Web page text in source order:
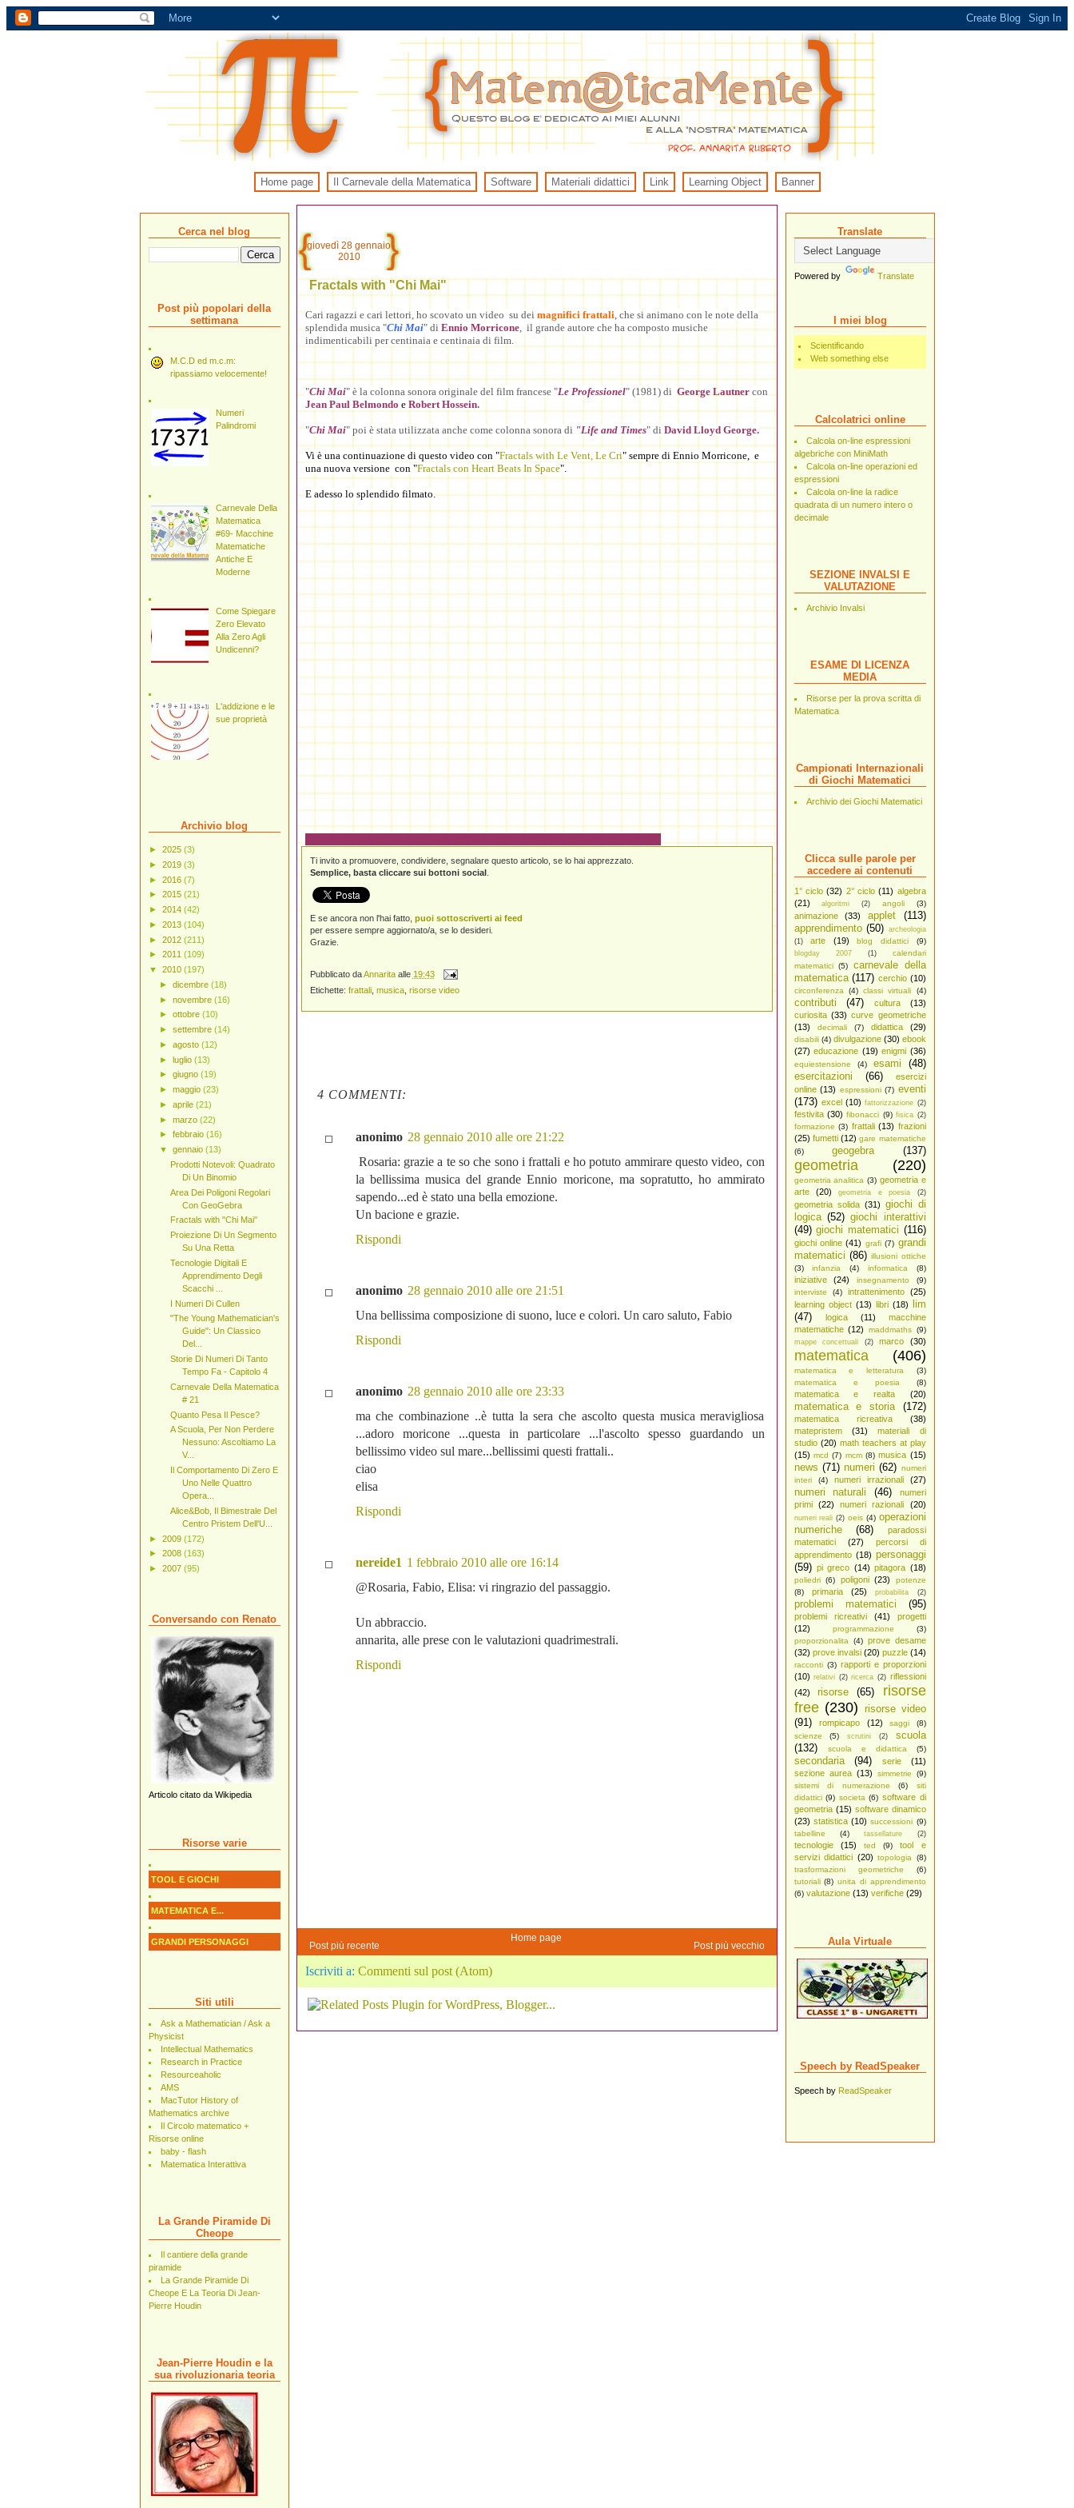
Home page Il Carnevale della Matematica Software Materiali didattici Link Learning Object Banner
Translate
Powered by Translate
I miei blog
Scientificando
Web something else
Calcolatrici online
Calcola on-line espressioni
algebriche con MiniMath
Calcola on-line operazioni ed
espressioni
Calcola on-line la radice
quadrata di un numero intero o
decimale
SEZIONE INVALSI E
VALUTAZIONE
Archivio Invalsi
ESAME DI LICENZA
MEDIA
Risorse per la prova scritta di
Matematica
Campionati Internazionali
di Giochi Matematici
Archivio dei Giochi Matematici
Clicca sulle parole per
accedere ai contenuti
1° ciclo (32) 2° ciclo (11) algebra
(21)
algoritmi (2) angoli (3)
animazione (33) applet
(113)
apprendimento (50) archeologia
(1)
arte (19) blog didattici (9)
blogday 2007 (1)
calendari
matematici
(5)
carnevale della
matematica (117) cerchio (10)
circonferenza (4) classi virtuali (4)
contributi (47) cultura
(13)
curiosita (33) curve geometriche
(13)
decimali (7) didattica (29)
disabili (4) divulgazione (30) ebook
(27) educazione (19) enigmi (36)
equiestensione (4) esami
(48)
esercitazioni
(66)
esercizi
online (13) espressioni (7) eventi
(173) excel (10) fattorizzazione (2)
festivita (30) fibonacci (9) fisica (2)
formazione (3) frattali (13) frazioni
(25) fumetti (12) gare matematiche
(6)
geogebra (137)
geometria (220)
geometria analitica (3) geometria e
arte
(20) geometria e poesia (2)
geometria solida (31) giochi di
logica (52) giochi interattivi
(49) giochi matematici (116)
giochi online (41) grafi (7) grandi
matematici (86) illusioni ottiche
(3)
infanzia (4) informatica (8)
iniziative (24) insegnamento
(9)
interviste
(4) intrattenimento
(25)
learning object (13) libri (18)
lim
(47)
logica (11)
macchine
matematiche (12) maddmaths (9)
mappe concettuali (2) marco (30)
matematica (406)
matematica e letteratura
(3)
matematica e poesia
(8)
matematica e realta (20)
matematica e storia (172)
matematica ricreativa
(38)
matepristem
(31)
materiali di
studio (20) math teachers at play
(15) mcd (7) mcm (8) musica (15)
news (71) numeri (62) numeri
interi
(4) numeri irrazionali (27)
numeri naturali (46)
numeri
primi
(22) numeri razionali (20)
numeri reali (2) oeis (4) operazioni
numeriche
(68)
paradossi
matematici
(27)
percorsi di
apprendimento (18) personaggi
(59) pi greco (14) pitagora (18)
poliedri (6) poligoni (23)
potenze
(8)
primaria (25) probabilita (2)
problemi matematici (95)
problemi ricreativi (41)
progetti
(12)
programmazione
(3)
proporzionalita
(4) prove desame
(32) prove invalsi (20) puzzle (14)
racconti (3) rapporti e proporzioni
(10) relativi (2) ricerca (2) riflessioni
(42)
risorse (65)
risorse
free (230) risorse video
(91)
rompicapo (12) saggi
(8)
scienze
(5) scrutini (2)
scuola
(132)
scuola e didattica (5)
secondaria (94) serie
(11)
sezione aurea (13) simmetrie
(9)
sistemi di numerazione
(6)
siti
didattici (9) societa (6) software di
geometria (15) software dinamico
(23) statistica (10) successioni (9)
tabelline
(4) tassellature (2)
tecnologie (15) ted (9)
tool e
servizi didattici (20) topologia
(8)
trasformazioni geometriche
(6)
tutoriali (8) unita di apprendimento
(6) valutazione (13) verifiche (29)
Aula Virtuale
Speech by ReadSpeaker
Speech by ReadSpeaker
giovedì 28 gennaio
2010
Fractals with "Chi Mai"
Cari ragazzi e cari lettori, ho scovato un video su dei magnifici frattali, che si animano con le note della
splendida musica "Chi Mai" di Ennio Morricone, il grande autore che ha composto musiche
indimenticabili per centinaia e centinaia di film.
"Chi Mai" è la colonna sonora originale del film francese "Le Professionel" (1981) di George Lautner con
Jean Paul Belmondo eRobert Hossein.
"Chi Mai" poi è stata utilizzata anche come colonna sonora di "Life and Times" di David Lloyd George.
Vi è una continuazione di questo video con "Fractals with Le Vent, Le Cri" sempre di Ennio Morricone, e
una nuova versione con "Fractals con Heart Beats In Space".
E adesso lo splendido filmato.
Ti invito a promuovere, condividere, segnalare questo articolo, se lo hai apprezzato.
Semplice, basta cliccare sui bottoni social.
E se ancora non l'hai fatto, puoi sottoscriverti ai feed
per essere sempre aggiornato/a, se lo desideri.
Grazie.
Pubblicato daAnnarita alle 19:43
Etichette: frattali, musica, risorse video
4 COMMENTI:
anonimo 28 gennaio 2010 alle ore 21:22
Rosaria: grazie a te so che sono i frattali e ho potuto ammirare questo video, con
la bellissima musica del grande Ennio moricone, ma sopratutto, ho ammirato
sapendo...ed è stato una bella emozione.
Un bacione e grazie.
Rispondi
anonimo 28 gennaio 2010 alle ore 21:51
Una bellissima composizione di suono, luce e colori. Un caro saluto, Fabio
Rispondi
anonimo 28 gennaio 2010 alle ore 23:33
ma che combinazione ..è tutta la sera che ascolto questa musica meravigliosa
...adoro moricone ...questa in particolare ...l'ascolto spesso guardando un
bellissimo video sul mare...bellissimi questi frattali..
ciao
elisa
Rispondi
nereide1 1 febbraio 2010 alle ore 16:14
@Rosaria, Fabio, Elisa: vi ringrazio del passaggio.
Un abbraccio.
annarita, alle prese con le valutazioni quadrimestrali.
Rispondi
Post più recente Post più vecchio
Home page
Iscriviti a: Commenti sul post (Atom)
Cerca nel blog
Post più popolari della
settimana
M.C.D ed m.c.m:
ripassiamo velocemente!
Numeri
Palindromi
Carnevale Della
Matematica
#69- Macchine
Matematiche
Antiche E
Moderne
Come Spiegare
Zero Elevato
Alla Zero Agli
Undicenni?
L'addizione e le
sue proprietà
Archivio blog
► 2025 (3)
► 2019 (3)
► 2016 (7)
► 2015 (21)
► 2014 (42)
► 2013 (104)
► 2012 (211)
► 2011 (109)
▼ 2010 (197)
► dicembre (18)
► novembre (16)
► ottobre (10)
► settembre (14)
► agosto (12)
► luglio (13)
► giugno (19)
► maggio (23)
► aprile (21)
► marzo (22)
► febbraio (16)
▼ gennaio (13)
Prodotti Notevoli: Quadrato
Di Un Binomio
Area Dei Poligoni Regolari
Con GeoGebra
Fractals with "Chi Mai"
Proiezione Di Un Segmento
Su Una Retta
Tecnologie Digitali E
Apprendimento Degli
Scacchi ...
I Numeri Di Cullen
"The Young Mathematician's
Guide": Un Classico
Del...
Storie Di Numeri Di Tanto
Tempo Fa - Capitolo 4
Carnevale Della Matematica
# 21
Quanto Pesa Il Pesce?
A Scuola, Per Non Perdere
Nessuno: Ascoltiamo La
V...
Il Comportamento Di Zero E
Uno Nelle Quattro
Opera...
Alice&Bob, Il Bimestrale Del
Centro Pristem Dell'U...
► 2009 (172)
► 2008 (163)
► 2007 (95)
Conversando con Renato
Articolo citato da Wikipedia
Risorse varie
TOOL E GIOCHI
MATEMATICA E...
GRANDI PERSONAGGI
Siti utili
Ask a Mathematician / Ask a
Physicist
Intellectual Mathematics
Research in Practice
Resourceaholic
AMS
MacTutor History of
Mathematics archive
Il Circolo matematico +
Risorse online
baby - flash
Matematica Interattiva
La Grande Piramide Di
Cheope
Il cantiere della grande
piramide
La Grande Piramide Di
Cheope E La Teoria Di Jean-
Pierre Houdin
Jean-Pierre Houdin e la
sua rivoluzionaria teoria